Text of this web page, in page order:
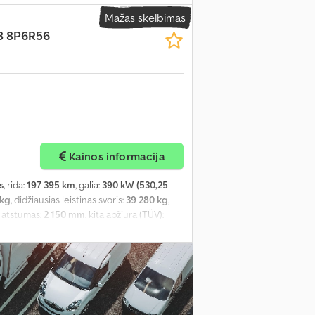
Mažas skelbimas
8P6R56
Kainos informacija
, rida:197 395 km, galia: 390 kW (530,25
, didžiausias leistinas svoris: 39 280 kg,
atstumas: 2 150 mm, kita apžiūra (TÜV):
mm, bendras plotis:2 550 mm,
šildytuvas, diferencialo užraktas,
oro kondicionavimas, papildomi